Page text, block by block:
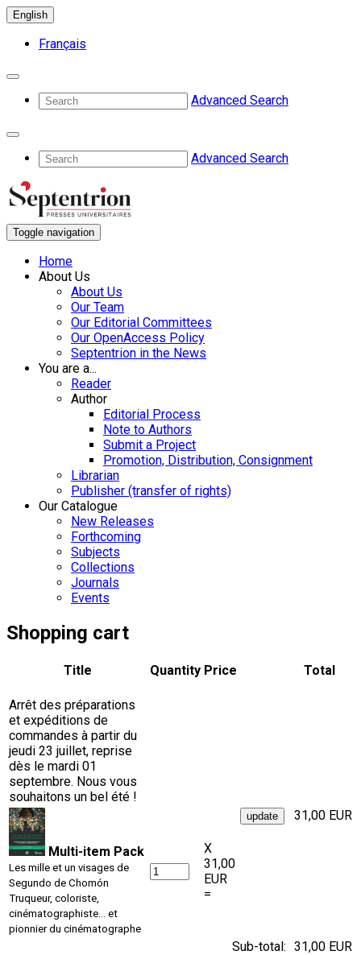
English
Français
Advanced Search
Advanced Search
Toggle navigation
Home
About Us
About Us
Our Team
Our Editorial Committees
Our OpenAccess Policy
Septentrion in the News
You are a...
Reader
Author
Editorial Process
Note to Authors
Submit a Project
Promotion, Distribution, Consignment
Librarian
Publisher (transfer of rights)
Our Catalogue
New Releases
Forthcoming
Subjects
Collections
Journals
Events
Shopping cart
Arrêt des préparations
et expéditions de
commandes à partir du
jeudi 23 juillet, reprise
dès le mardi 01
septembre. Nous vous
souhaitons un bel été !
Title Quantity Price Total
Multi-item Pack
Les mille et un visages de
Segundo de Chomón
Truqueur, coloriste,
cinématographiste… et
pionnier du cinématographe
X
31,00
EUR
=
31,00 EUR
Sub-total: 31,00 EUR